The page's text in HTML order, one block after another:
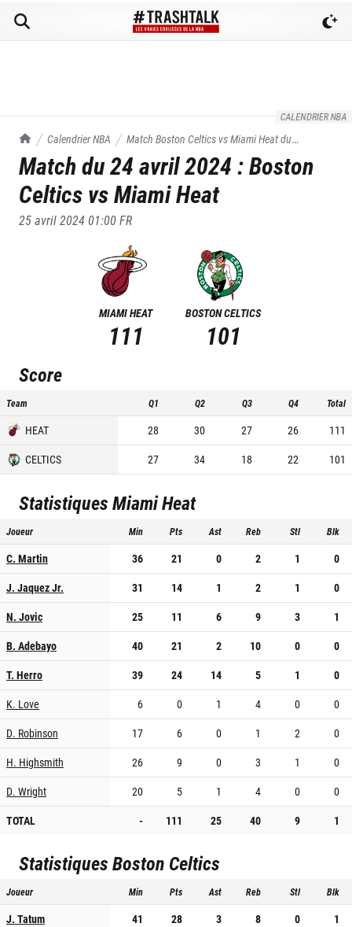
CALENDRIER NBA
TrashTalk Actu NBA
Calendrier NBA Match Boston Celtics vsMiami Heatdu
24/04/2024
Match du24 avril 2024 :Boston
Celtics vsMiami Heat
25 avril 2024 01:00FR
MIAMI HEAT
111
BOSTON CELTICS
101
Score
Team Q1 Q2 Q3 Q4 Total
HEAT 28 30 27 26
111
CELTICS
27 34 18 22 101
StatistiquesMiami Heat
Joueur Min Pts Ast Reb Stl Blk
C. Martin 36 21 0 2 1
0
J. Jaquez Jr.
31 14 1 2 1
0
N. Jovic
25 11 6 9 3
1
B. Adebayo
40 21 2 10 0
0
T. Herro
39 24 14 5 1
0
K. Love
6 0 1 4 0
0
D. Robinson
17 6 0 1 2
0
H. Highsmith
26 9 0 3 1
0
D. Wright
20 5 1 4 0
0
TOTAL
- 111 25 40 9 1
StatistiquesBoston Celtics
Joueur Min Pts Ast Reb Stl Blk
J. Tatum 41 28 3 8 0
1